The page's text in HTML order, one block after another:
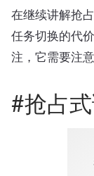
在继续讲解抢
任务切换的代
注，它需要注
#抢占